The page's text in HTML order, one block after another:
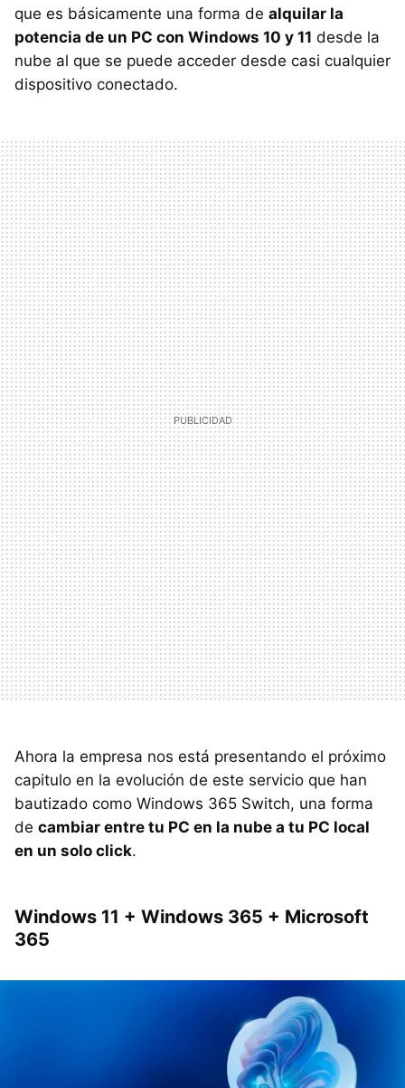
que es básicamente una forma de alquilar la
potencia de un PC con Windows 10 y 11 desde la
nube al que se puede acceder desde casi cualquier
dispositivo conectado.
Ahora la empresa nos está presentando el próximo
capitulo en la evolución de este servicio que han
bautizado como Windows 365 Switch, una forma
de cambiar entre tu PC en la nube a tu PC local
en un solo click.
Windows 11 + Windows 365 + Microsoft
365